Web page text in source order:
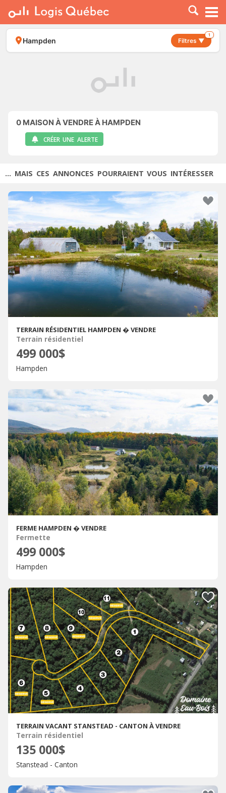
À LOUER
À VENDRE
PLACER UNE ANNONCE
Hampden Filtres ▼
1
0 MAISON À VENDRE À HAMPDEN
CRÉER UNE ALERTE
... MAIS CES ANNONCES POURRAIENT VOUS INTÉRESSER
TERRAIN RÉSIDENTIEL HAMPDEN � VENDRE
Terrain résidentiel
499 000$
Hampden
FERME HAMPDEN � VENDRE
Fermette
499 000$
Hampden
TERRAIN VACANT STANSTEAD - CANTON À VENDRE
Terrain résidentiel
135 000$
Stanstead - Canton